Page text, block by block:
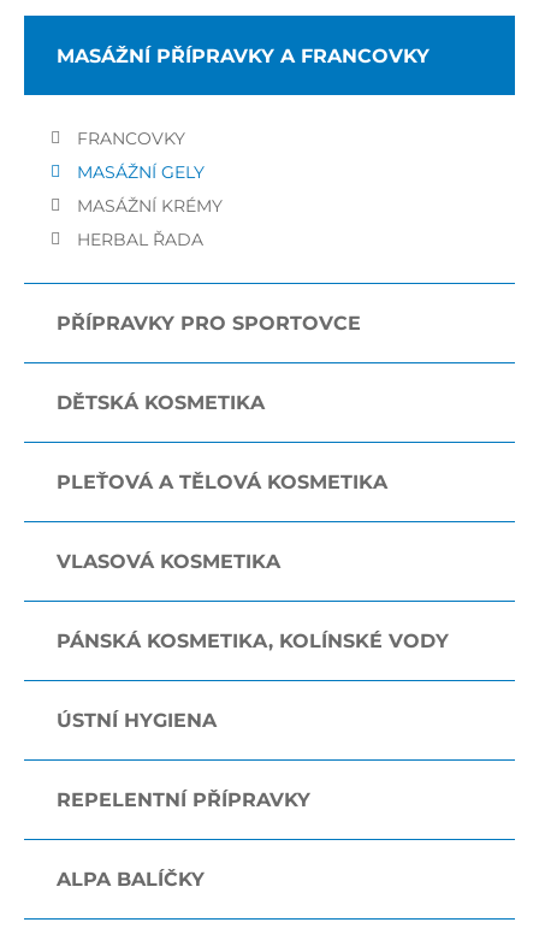
MASÁŽNÍ PŘÍPRAVKY A FRANCOVKY
FRANCOVKY
MASÁŽNÍ GELY
MASÁŽNÍ KRÉMY
HERBAL ŘADA
PŘÍPRAVKY PRO SPORTOVCE
DĚTSKÁ KOSMETIKA
PLEŤOVÁ A TĚLOVÁ KOSMETIKA
VLASOVÁ KOSMETIKA
PÁNSKÁ KOSMETIKA, KOLÍNSKÉ VODY
ÚSTNÍ HYGIENA
REPELENTNÍ PŘÍPRAVKY
ALPA BALÍČKY